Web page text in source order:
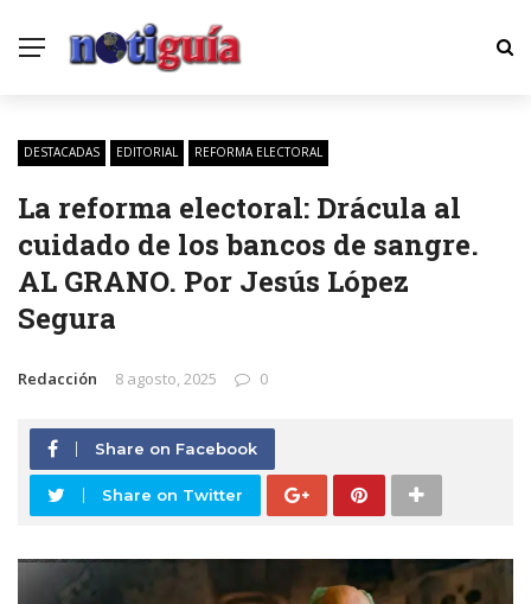
DESTACADAS EDITORIAL REFORMA ELECTORAL
La reforma electoral: Drácula al
cuidado de los bancos de sangre.
AL GRANO. Por Jesús López
Segura
Redacción 8 agosto, 2025 0
Share on Facebook
Share on Twitter